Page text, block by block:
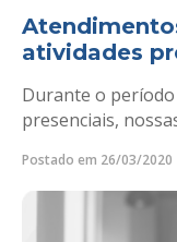
atividades
Durante o período
presenciais,
Postado em 26/03/2020